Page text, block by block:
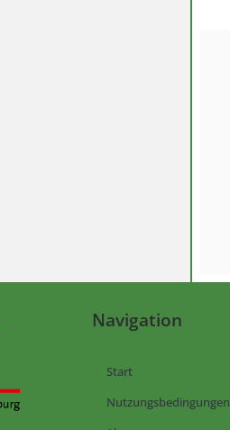
Navigation
Start
Nutzungsbedingungen